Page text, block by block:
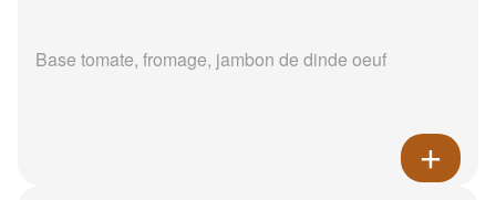
Base tomate, fromage, jambon de dinde oeuf